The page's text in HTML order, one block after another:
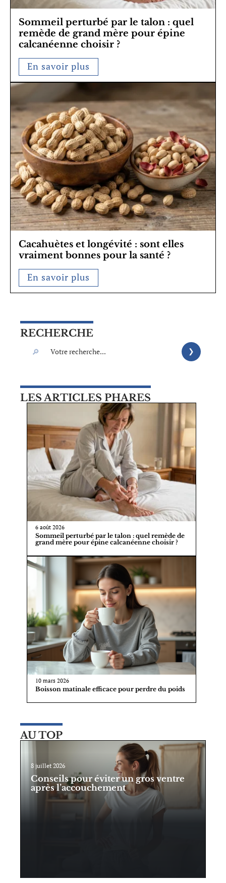
Sommeil perturbé par le talon : quel
remède de grand mère pour épine
calcanéenne choisir ?
En savoir plus
Cacahuètes et longévité : sont elles
vraiment bonnes pour la santé ?
En savoir plus
RECHERCHE
LES ARTICLES PHARES
6 août 2026
Sommeil perturbé par le talon : quel remède de
grand mère pour épine calcanéenne choisir ?
10 mars 2026
Boisson matinale efficace pour perdre du poids
AU TOP
8 juillet 2026
Conseils pour éviter un gros ventre
après l’accouchement